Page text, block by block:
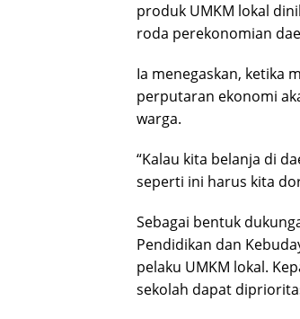
produk UMKM lokal
roda perekonomian
Ia menegaskan, ketika
perputaran ekonomi
warga.
“Kalau kita belanja di
seperti ini harus kita
Sebagai bentuk
Pendidikan dan
pelaku UMKM lokal.
sekolah dapat